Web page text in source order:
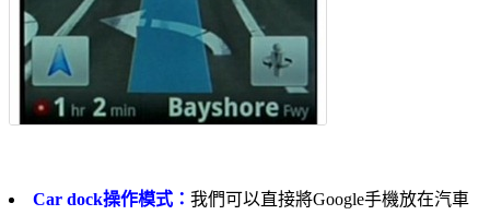
Car dock操作模式： 我們可以直接將Google手機放在汽車